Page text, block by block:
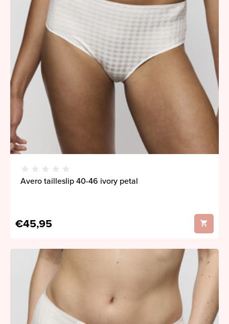
Avero tailleslip 40-46 ivory petal
€45,95